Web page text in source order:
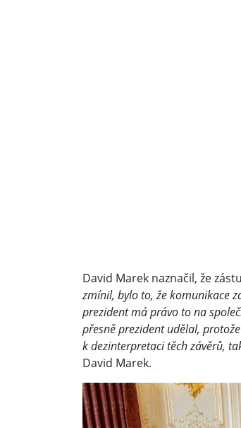
David Marek naznačil, že
zmínil, bylo to, že komunikace
prezident má právo to na
přesně prezident udělal,
k dezinterpretaci těch závěrů,
David Marek.